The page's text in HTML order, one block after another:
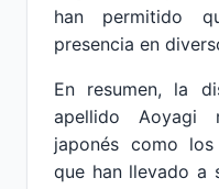
han permitido
presencia en
En resumen, la
apellido Aoyagi
japonés como
que han llevado a